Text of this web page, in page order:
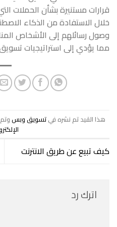
قرارات مستنيرة بشأن الحملات
خلال الاستفادة من الذكاء
وصول رسائلهم إلى الأشخاص
مما يؤدي إلى استراتيجيات
هذا القيد تم نشره فيتسويق وبس
كيف تبيع عن طريق الانترنت
اترك رد